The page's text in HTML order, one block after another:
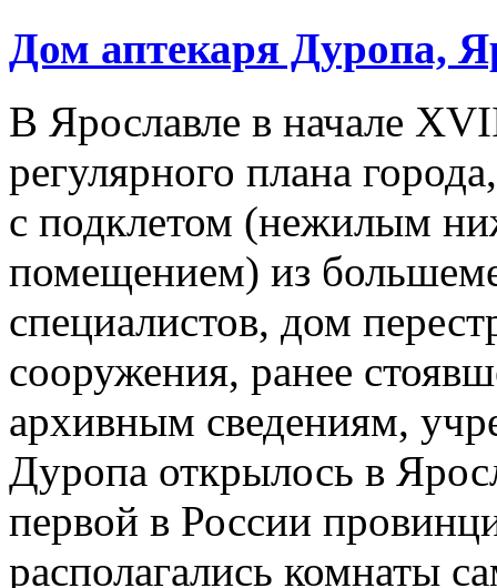
Дом аптекаря Дуропа,
В Ярославле в начале
регулярного плана
с подклетом (нежилым
помещением) из
специалистов, дом
сооружения, ранее
архивным сведениям,
Дуропа открылось в
первой в России
располагались комнаты